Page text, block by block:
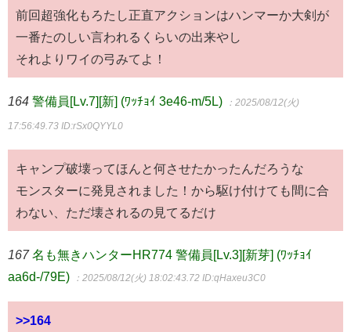
前回超強化もろたし正直アクションはハンマーか大剣が
一番たのしい言われるくらいの出来やし
それよりワイの弓みてよ！
164 警備員[Lv.7][新] (ﾜｯﾁｮｲ 3e46-m/5L) ：2025/08/12(火)
17:56:49.73 ID:rSx0QYYL0
キャンプ破壊ってほんと何させたかったんだろうな
モンスターに発見されました！から駆け付けても間に合
わない、ただ壊されるの見てるだけ
167 名も無きハンターHR774 警備員[Lv.3][新芽] (ﾜｯﾁｮｲ
aa6d-/79E)
：2025/08/12(火) 18:02:43.72 ID:qHaxeu3C0
>>164